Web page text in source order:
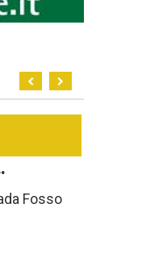
Fosso